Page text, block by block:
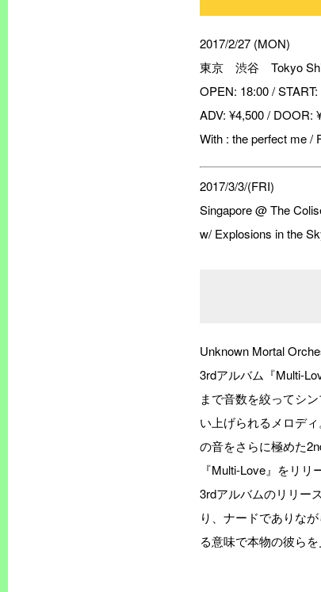
2017/2/27 (MON)
東京 渋谷 Tokyo
OPEN: 18:00 / START:
ADV: ¥4,500 / DOOR:
With : the perfect me /
2017/3/3/(FRI)
Singapore @ The
w/ Explosions in the
Unknown Mortal
3rdアルバム『Multi-
まで音数を絞ってシ
い上げられるメロデ
の音をさらに極めた
『Multi-Love』をリ
3rdアルバムのリリー
り、ナードでありな
る意味で本物の彼ら